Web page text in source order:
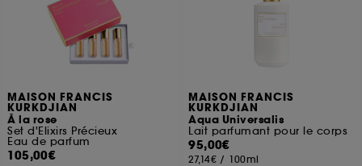
MAISON FRANCIS
KURKDJIAN
À la rose
Set d'Elixirs Précieux
Eau de parfum
105,00€
MAISON FRANCIS
KURKDJIAN
Aqua Universalis
Lait parfumant pour le corps
95,00€
27,14€ / 100ml